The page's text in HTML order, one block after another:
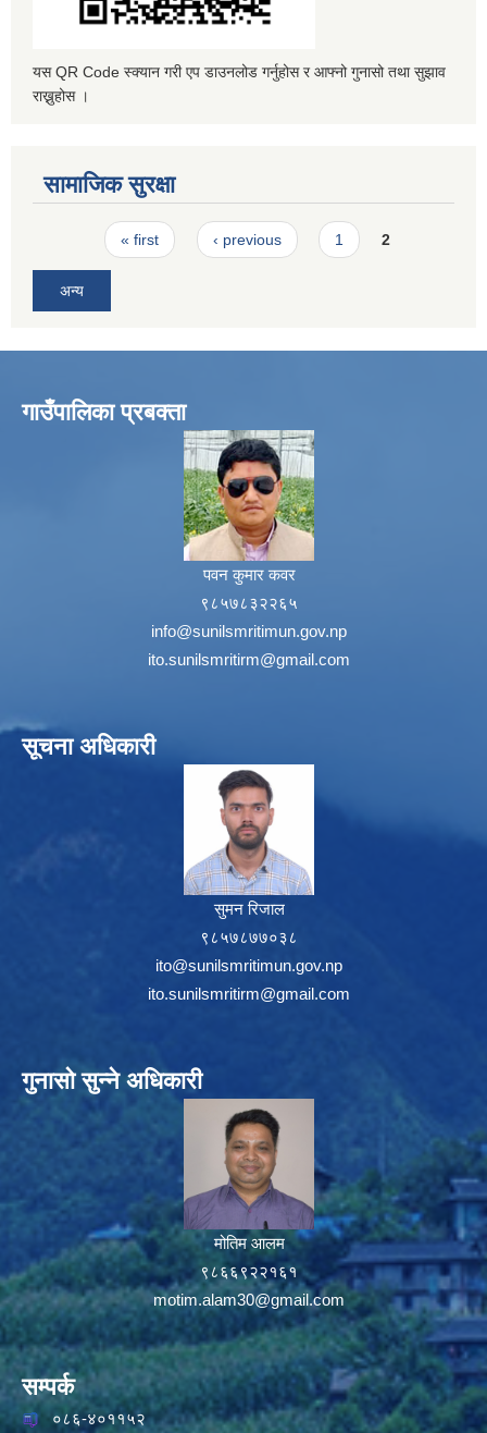
यस QR Code स्क्यान गरी एप डाउनलोड गर्नुहोस र आफ्नो गुनासो तथा सुझाव
राख्नुहोस ।
सामाजिक सुरक्षा
Pages« first ‹ previous 1 2
अन्य
गाउँपालिका प्रबक्ता
पवन कुमार कवर
९८५७८३२२६५
info@sunilsmritimun.gov.np
ito.sunilsmritirm@gmail.com
सूचना अधिकारी
सुमन रिजाल
९८५७८७७०३८
ito@sunilsmritimun.gov.np
ito.sunilsmritirm@gmail.com
गुनासो सुन्ने अधिकारी
मोतिम आलम
९८६६९२२१६१
motim.alam30@gmail.com
सम्पर्क
०८६-४०११५२